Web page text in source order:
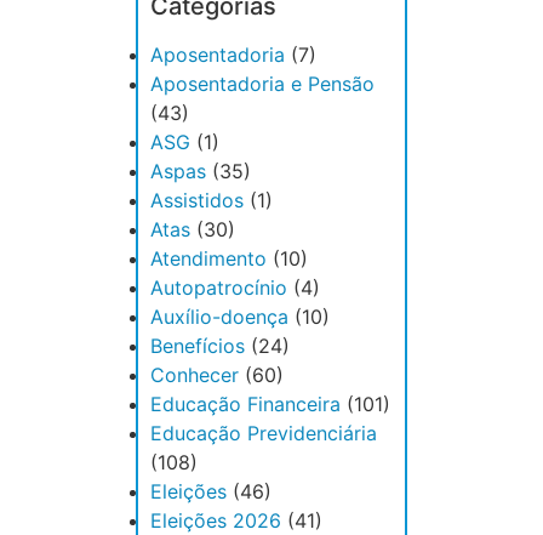
Categorias
Aposentadoria (7)
Aposentadoria e Pensão
(43)
ASG (1)
Aspas (35)
Assistidos (1)
Atas (30)
Atendimento (10)
Autopatrocínio (4)
Auxílio-doença (10)
Benefícios (24)
Conhecer (60)
Educação Financeira (101)
Educação Previdenciária
(108)
Eleições (46)
Eleições 2026 (41)